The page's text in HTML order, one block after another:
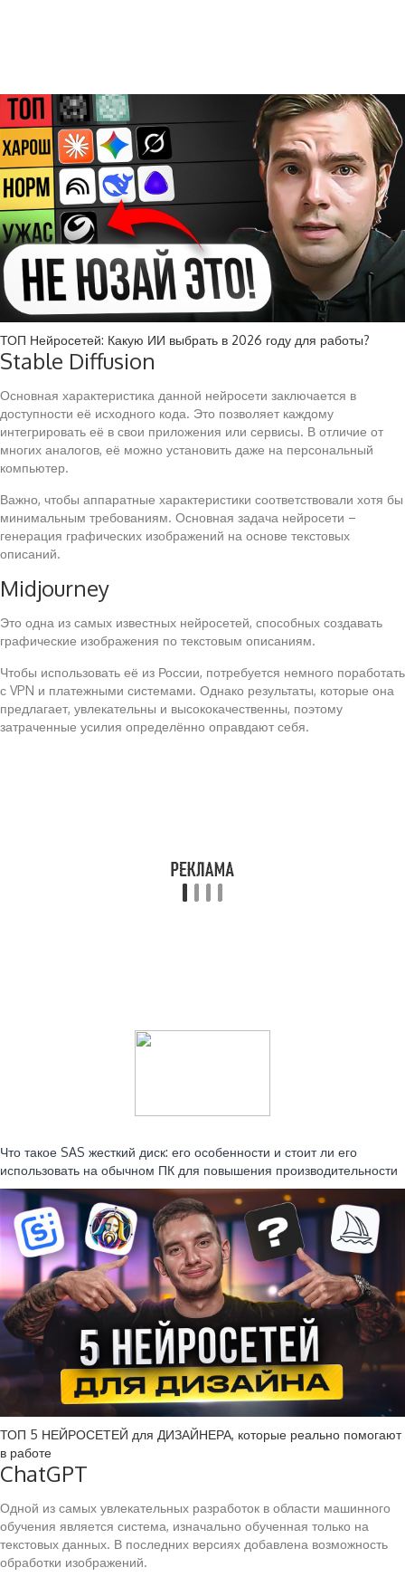
ТОП Нейросетей: Какую ИИ выбрать в 2026 году для работы?
Stable Diffusion
Основная характеристика данной нейросети заключается в
доступности её исходного кода. Это позволяет каждому
интегрировать её в свои приложения или сервисы. В отличие от
многих аналогов, её можно установить даже на персональный
компьютер.
Важно, чтобы аппаратные характеристики соответствовали хотя бы
минимальным требованиям. Основная задача нейросети –
генерация графических изображений на основе текстовых
описаний.
Midjourney
Это одна из самых известных нейросетей, способных создавать
графические изображения по текстовым описаниям.
Чтобы использовать её из России, потребуется немного поработать
с VPN и платежными системами. Однако результаты, которые она
предлагает, увлекательны и высококачественны, поэтому
затраченные усилия определённо оправдают себя.
Что такое SAS жесткий диск: его особенности и стоит ли его
использовать на обычном ПК для повышения производительности
ТОП 5 НЕЙРОСЕТЕЙ для ДИЗАЙНЕРА, которые реально помогают
в работе
ChatGPT
Одной из самых увлекательных разработок в области машинного
обучения является система, изначально обученная только на
текстовых данных. В последних версиях добавлена возможность
обработки изображений.